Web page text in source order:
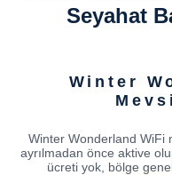
Seyahat
Winter
Winter Wonderland WiFi
ayrılmadan önce aktive
ücreti yok, bölge